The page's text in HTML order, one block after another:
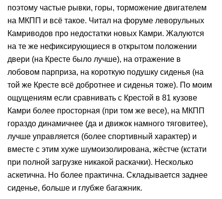
поэтому частые рывки, горы, торможение двигателем
на МКПП и всё такое. Читал на форуме леворульных
Камриводов про недостатки новых Камри. Жалуются
на те же нефиксирующиеся в открытом положении
двери (на Кресте было лучше), на отражение в
лобовом парприза, на короткую подушку сиденья (на
той же Кресте всё добротнее и сиденья тоже). По моим
ощущениям если сравнивать с Крестой в 81 кузове
Камри более просторная (при том же весе), на МКПП
гораздо динамичнее (да и движок намного тяговитее),
лучше управляется (более спортивный характер) и
вместе с этим хуже шумоизолирована, жёстче (кстати
при полной загрузке никакой раскачки). Несколько
аскетична. Но более практична. Складывается заднее
сиденье, больше и глубже багажник.